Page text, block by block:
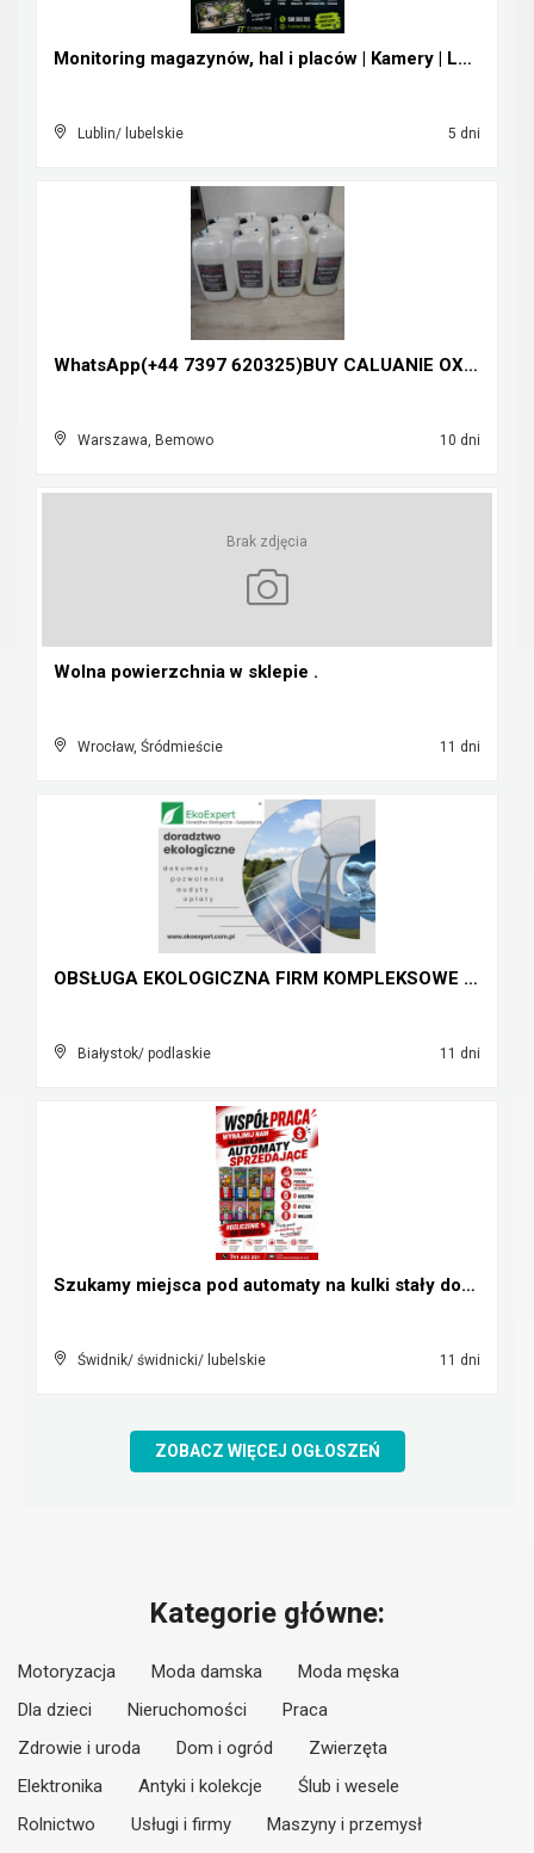
Monitoring magazynów, hal i placów | Kamery | Lubl...
Lublin/ lubelskie 5 dni
WhatsApp(+44 7397 620325)BUY CALUANIE OXIDIZE HEAV...
Warszawa, Bemowo 10 dni
Brak zdjęcia
Wolna powierzchnia w sklepie .
Wrocław, Śródmieście 11 dni
OBSŁUGA EKOLOGICZNA FIRM KOMPLEKSOWE USŁUGI EKOEXP...
Białystok/ podlaskie 11 dni
Szukamy miejsca pod automaty na kulki stały dochód...
Świdnik/ świdnicki/ lubelskie 11 dni
ZOBACZ WIĘCEJ OGŁOSZEŃ
Kategorie główne:
Motoryzacja Moda damska
Moda męska
Dla dzieci
Nieruchomości
Praca
Zdrowie i uroda
Dom i ogród
Zwierzęta
Elektronika
Antyki i kolekcje
Ślub i wesele
Rolnictwo
Usługi i firmy
Maszyny i przemysł